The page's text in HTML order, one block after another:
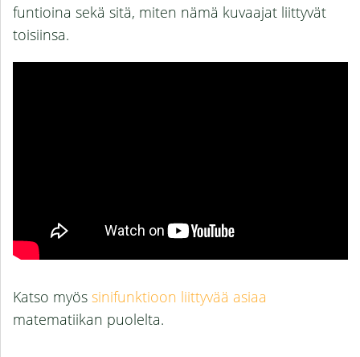
funtioina sekä sitä, miten nämä kuvaajat liittyvät
toisiinsa.
Katso myös sinifunktioon liittyvää asiaa
matematiikan puolelta.